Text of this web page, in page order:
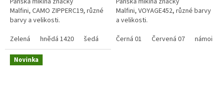
Malfini, CAMO ZIPPERC19, různé
barvy a velikosti.
Zelená
hnědá 1420 šedá
Malfini, VOYAGE452, různé barvy
a velikosti.
Černá 01
Červená 07 námořní
Novinka